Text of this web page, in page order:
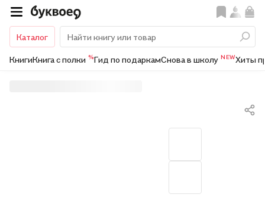
Каталог
КнигиКнига с полки %Гид по подаркамСнова в школу NEWХиты